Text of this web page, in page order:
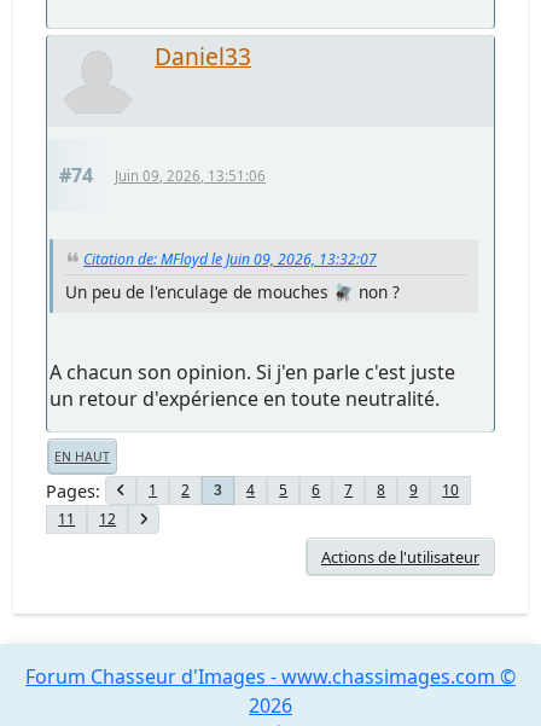
Daniel33
#74 Juin 09, 2026, 13:51:06
Citation de: MFloyd le Juin 09, 2026, 13:32:07
Un peu de l'enculage de mouches 🪰 non ?
A chacun son opinion. Si j'en parle c'est juste
un retour d'expérience en toute neutralité.
EN HAUT
Pages 1 2 3 4 5 6 7 8 9
10
11
12
Actions de l'utilisateur
Forum Chasseur d'Images - www.chassimages.com ©
2026